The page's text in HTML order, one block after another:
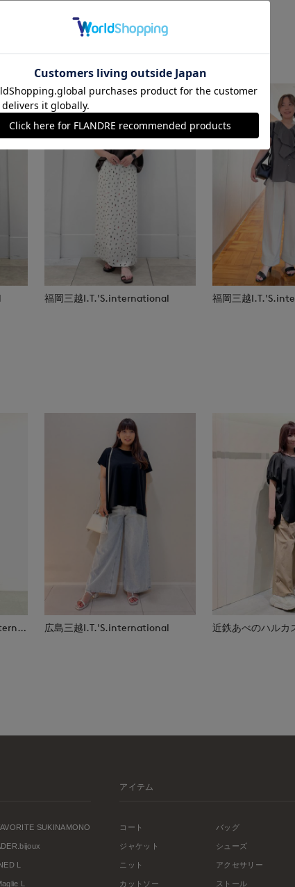
福岡三越I.T.'S.international 福岡三越
那覇メインプレイスI.T.'S.international 広島三越I.T.'S.international 近鉄あべのハル
SUKINAMONO
INED L
L
アイテム
コート
ジャケット
ニット
カットソー
バッグ
シューズ
アクセサリー
ストール